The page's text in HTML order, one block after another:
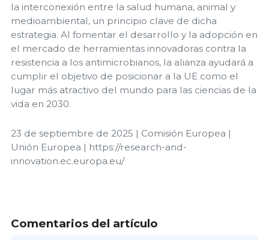
la interconexión entre la salud humana, animal y
medioambiental, un principio clave de dicha
estrategia. Al fomentar el desarrollo y la adopción en
el mercado de herramientas innovadoras contra la
resistencia a los antimicrobianos, la alianza ayudará a
cumplir el objetivo de posicionar a la UE como el
lugar más atractivo del mundo para las ciencias de la
vida en 2030.
23 de septiembre de 2025 | Comisión Europea |
Unión Europea | https://research-and-
innovation.ec.europa.eu/
Comentarios del artículo